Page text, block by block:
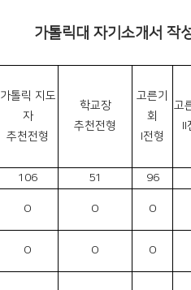
가톨릭대 자기소개서 작
가톨릭 지도
자
추천전형
학교장
추천전형
고른기
회
I전형
고
II
106 51 96
O O O
O O O